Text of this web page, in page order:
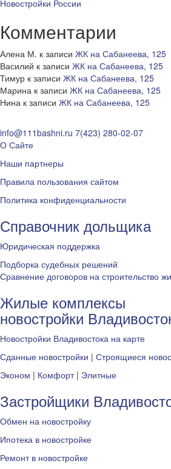
Новостройки России
Комментарии
Алена М. к записи ЖК на Сабанеева, 125
Василий к записи ЖК на Сабанеева, 125
Тимур к записи ЖК на Сабанеева, 125
Марина к записи ЖК на Сабанеева, 125
Нина к записи ЖК на Сабанеева, 125
info@111bashni.ru 7(423) 280-02-07
О Сайте
Наши партнеры
Правила пользования сайтом
Политика конфиденциальности
Справочник дольщика
Юридическая поддержка
Подборка судебных решений
Сравнение договоров на строительство
Жилые комплексы
новостройки
Новостройки Владивостока на карте
Сданные новостройки | Строящиеся
Эконом | Комфорт| Элитные
Застройщики
Обмен на новостройку
Ипотека в новостройке
Ремонт в новостройке